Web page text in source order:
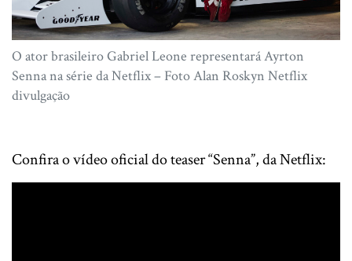
O ator brasileiro Gabriel Leone representará Ayrton
Senna na série da Netflix – Foto Alan Roskyn Netflix
divulgação
Confira o vídeo oficial do teaser “Senna”, da Netflix: